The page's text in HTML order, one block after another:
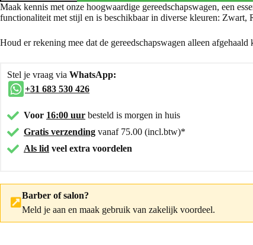
Maak kennis met onze hoogwaardige gereedschapswagen, een
functionaliteit met stijl en is beschikbaar in diverse kleuren: Zwart,
Houd er rekening mee dat de gereedschapswagen alleen
Stel je vraag via WhatsApp:
+31 683 530 426
Voor 16:00 uur besteld is morgen in huis
Gratis verzending vanaf 75.00 (incl.btw)*
Als lid veel extra voordelen
Barber of salon?
Meld je aan en maak gebruik van zakelijk voordeel.